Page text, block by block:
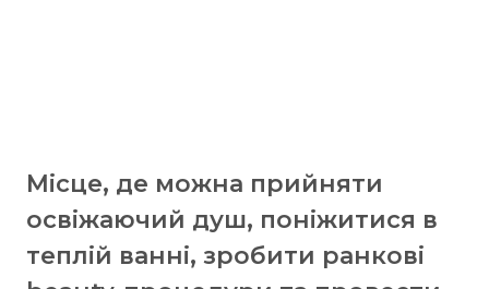
Місце, де можна прийняти
освіжаючий душ, поніжитися в
теплій ванні, зробити ранкові